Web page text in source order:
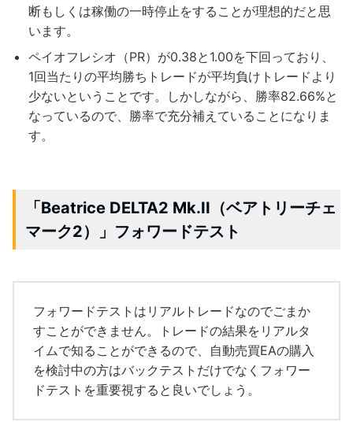
断もしくは稼働の一時停止をすることが理想的だと思
います。
ペイオフレシオ（PR）が0.38と1.00を下回っており、
1回当たりの平均勝ちトレードが平均負けトレードより
少ないということです。しかしながら、勝率82.66%と
なっているので、勝率で充分補えていることになりま
す。
「Beatrice DELTA2 Mk.II（ベアトリーチェ
マーク2）」フォワードテスト
フォワードテストはリアルトレードなのでごまか
すことができません。トレードの結果をリアルタ
イムで知ることができるので、自動売買EAの購入
を検討中の方はバックテストだけでなくフォワー
ドテストを重要視すると良いでしょう。